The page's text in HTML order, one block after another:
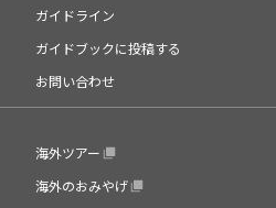
ガイドライン
ガイドブックに投稿する
お問い合わせ
海外ツアー
海外のおみやげ